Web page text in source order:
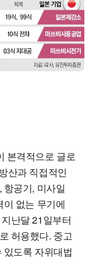
본격적으로 글로
산과 직접적인
공기, 미사일
없는 무기에
난달 21일부터
허용했다. 중고
도록 자위대법